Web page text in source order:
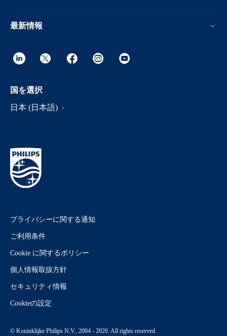
最新情報
国を選択
日本 (日本語)
プライバシーに関する通知
ご利用条件
Cookie に関するポリシー
個人情報取扱方針
セキュリティ情報
Cookieの設定
© Koninklijke Philips N.V., 2004 - 2026. All rights reserved.